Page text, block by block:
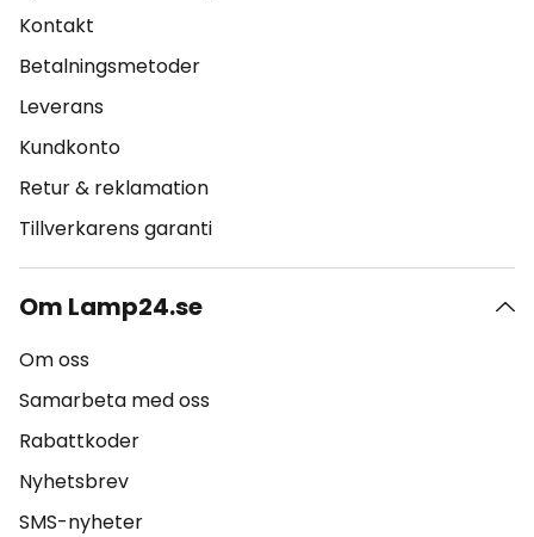
Kontakt
Betalningsmetoder
Leverans
Kundkonto
Retur & reklamation
Tillverkarens garanti
Om Lamp24.se
Om oss
Samarbeta med oss
Rabattkoder
Nyhetsbrev
SMS-nyheter